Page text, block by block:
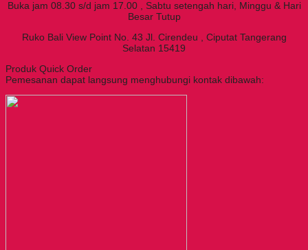
Buka jam 08.30 s/d jam 17.00 , Sabtu setengah hari, Minggu & Hari
Besar Tutup
Ruko Bali View Point No. 43 Jl. Cirendeu , Ciputat Tangerang
Selatan 15419
Produk Quick Order
Pemesanan dapat langsung menghubungi kontak dibawah: